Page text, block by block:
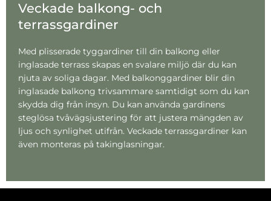
Veckade balkong- och
terrassgardiner
Med plisserade tyggardiner till din balkong eller
inglasade terrass skapas en svalare miljö där du kan
njuta av soliga dagar. Med balkonggardiner blir din
inglasade balkong trivsammare samtidigt som du kan
skydda dig från insyn. Du kan använda gardinens
steglösa tvåvägsjustering för att justera mängden av
ljus och synlighet utifrån. Veckade terrassgardiner kan
även monteras på takinglasningar.